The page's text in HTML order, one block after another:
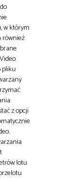
w którym
również
pliku
z opcji
lotu